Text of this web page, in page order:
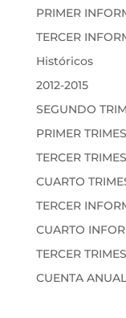
PRIMER
TERCER
Históricos
2012-2015
SEGUNDO
PRIMER
TERCER
CUARTO
TERCER
CUARTO
TERCER
CUENTA